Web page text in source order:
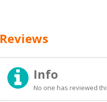
Reviews
Info
No one has reviewed